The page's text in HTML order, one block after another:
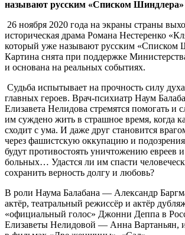
называют русским «Списком Шиндлера»
26 ноября 2020 года на экраны страны
историческая драма Романа Нестеренко
который уже называют русским «Списком
Картина снята при поддержке
и основана на реальных событиях.
Судьба испытывает на прочность силу
главных героев. Врач-психиатр Наум
Елизавета Нелидова стремятся помогать и
им суждено жить в страшное время, когда
сходит с ума. И даже друг становится
через фашистскую оккупацию и
будут противостоять уничтожению евреев
больных… Удастся ли им спасти
сохранить верность долгу и любовь?
В роли Наума Балабана — Александр
актёр, театральный режиссёр и актёр
«официальный голос» Джонни Деппа в
Елизаветы Нелидовой — Анна Вартаньян,